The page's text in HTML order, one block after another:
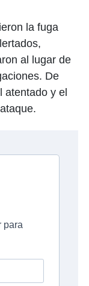
la fuga
al lugar de
De
atentado y el